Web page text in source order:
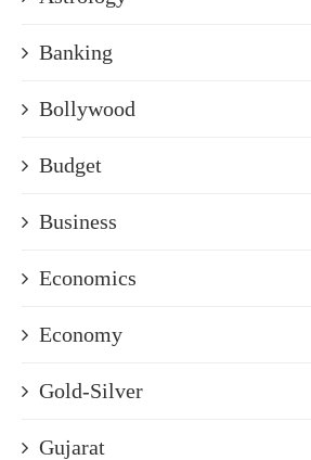
Banking
Bollywood
Budget
Business
Economics
Economy
Gold-Silver
Gujarat